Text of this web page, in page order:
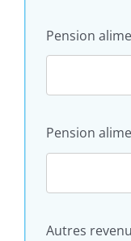
Pension
Pension
Autres